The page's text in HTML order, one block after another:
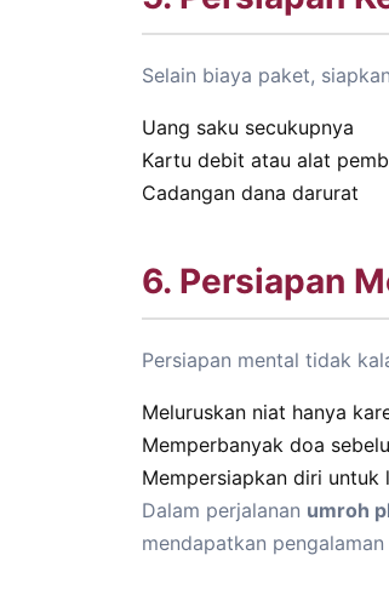
Selain biaya paket,
Uang saku secukupnya
Kartu debit atau alat
Cadangan dana darurat
6. Persiapan
Persiapan mental tidak
Meluruskan niat hanya
Memperbanyak doa
Mempersiapkan diri untuk
Dalam perjalanan umroh
mendapatkan